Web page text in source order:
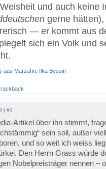
und auch keine
gerne
— er kommt aus
sich ein Volk und
aus Marzahn Ilka Bessin
| #1
Artikel über ihn stimmt,
sein soll, außer
und so weit ich weiss
Den Herrn Grass würde
Nobelpreisträger nennen –